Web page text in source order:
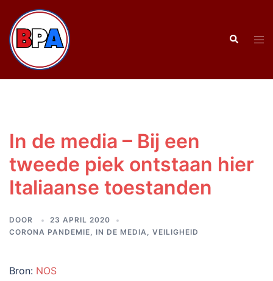
naar
de
inhoud
Zoeken
In de media – Bij een
tweede piek ontstaan hier
Italiaanse toestanden
DOOR
23 APRIL 2020
CORONA PANDEMIE, IN DE MEDIA, VEILIGHEID
Bron: NOS